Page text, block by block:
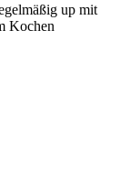
up mit
Kochen